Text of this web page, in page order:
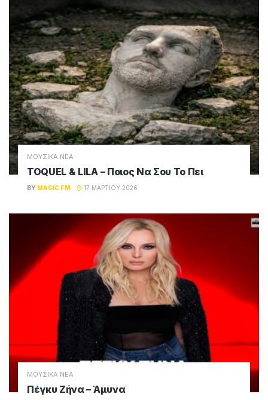
ΜΟΥΣΙΚΑ ΝΕΑ
TOQUEL & LILA – Ποιος Να Σου Το Πει
BY MAGIC FM 17 ΜΑΡΤΊΟΥ 2026
ΜΟΥΣΙΚΑ ΝΕΑ
Πέγκυ Ζήνα – Άμυνα